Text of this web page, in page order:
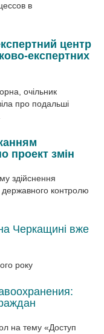
в
центр
експертних
очільник
про подальші
проект змін
здійснення
контролю
Черкащині вже
року
на тему «Доступ